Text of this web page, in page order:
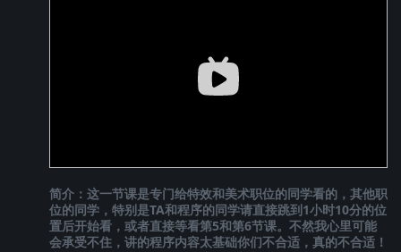
简介：这一节课是专门给特效和美术职位的同学看的，其他职
位的同学，特别是TA和程序的同学请直接跳到1小时10分的位
置后开始看，或者直接等看第5和第6节课。不然我心里可能
会承受不住，讲的程序内容太基础你们不合适，真的不合适！